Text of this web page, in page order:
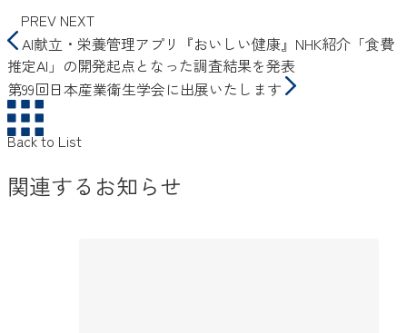
PREV NEXT
AI献立・栄養管理アプリ『おいしい健康』NHK紹介「食費
推定AI」の開発起点となった調査結果を発表
第99回日本産業衛生学会に出展いたします
Back to List
関連するお知らせ